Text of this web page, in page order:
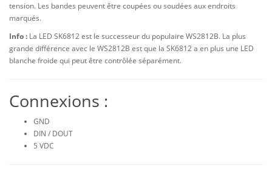
tension. Les bandes peuvent être coupées ou soudées aux endroits
marqués.
Info : La LED SK6812 est le successeur du populaire WS2812B. La plus
grande différence avec le WS2812B est que la SK6812 a en plus une LED
blanche froide qui peut être contrôlée séparément.
Connexions :
GND
DIN / DOUT
5 VDC